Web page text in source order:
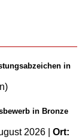
in
in Bronze
2026
Ort: